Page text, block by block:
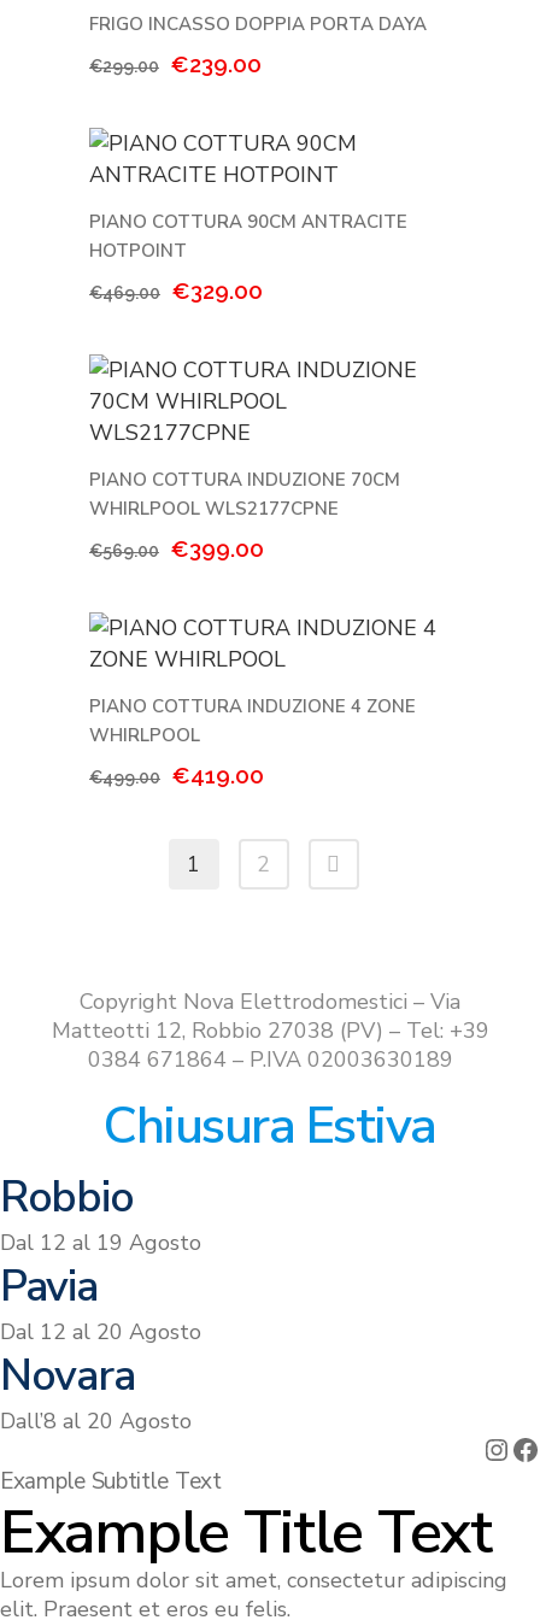
FRIGO INCASSO DOPPIA PORTA DAYA
€299.00
Il
era:
€299.00.
€239.00
è:
€239.00.
PIANO COTTURA 90CM ANTRACITE
HOTPOINT
€469.00
Il
era:
€469.00.
€329.00
è:
€329.00.
PIANO COTTURA INDUZIONE 70CM
WHIRLPOOL WLS2177CPNE
€569.00
Il
era:
€569.00.
€399.00
è:
€399.00.
PIANO COTTURA INDUZIONE 4 ZONE
WHIRLPOOL
€499.00
Il
originale
era:
€419.00
attuale
è:
1 2
Copyright Nova Elettrodomestici – Via
Matteotti 12, Robbio 27038 (PV) – Tel: +39
0384 671864 – P.IVA 02003630189
Chiusura Estiva
Robbio
Dal 12 al 19 Agosto
Pavia
Dal 12 al 20 Agosto
Novara
Dall’8 al 20 Agosto
Example Subtitle Text
Example Title Text
Lorem ipsum dolor sit amet, consectetur adipiscing
elit. Praesent et eros eu felis.